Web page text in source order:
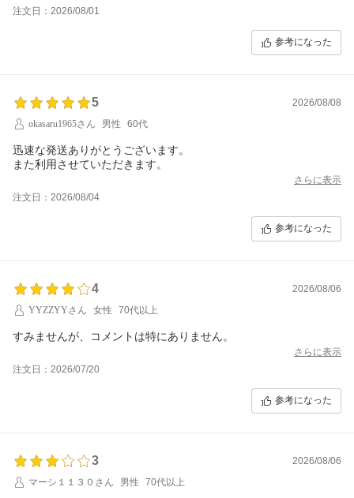
注文日：2026/08/01
参考になった
5
2026/08/08
okasaru1965さん
男性 60代
迅速な発送ありがとうございます。
また利用させていただきます。
さらに表示
注文日：2026/08/04
参考になった
4
2026/08/06
YYZZYYさん
女性 70代以上
すみませんが、コメントは特にありません。
さらに表示
注文日：2026/07/20
参考になった
3
2026/08/06
マーシ１１３０さん
男性 70代以上